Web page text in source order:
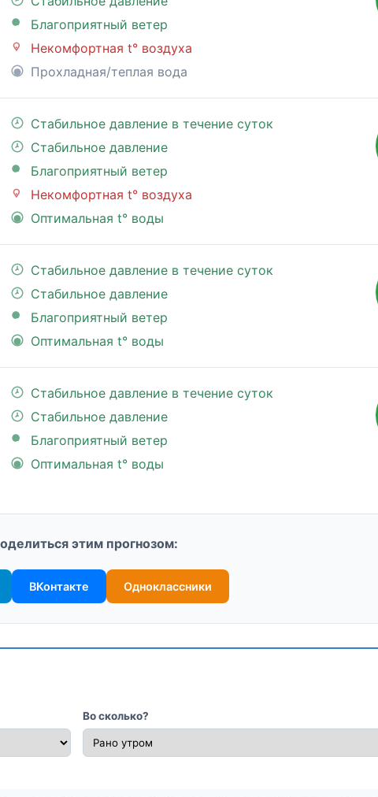
Благоприятный ветер
Некомфортная t° воздуха
Прохладная/теплая вода
Стабильное давление в течение суток
Стабильное давление
Благоприятный ветер
Некомфортная t° воздуха
Оптимальная t° воды
Стабильное давление в течение суток
Стабильное давление
Благоприятный ветер
Оптимальная t° воды
Стабильное давление в течение суток
Стабильное давление
Благоприятный ветер
Оптимальная t° воды
этим прогнозом:
ВКонтакте Одноклассники
Во сколько?